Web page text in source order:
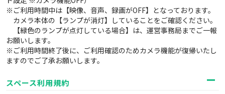
※ご利用時間中は【映像、音声、録画がOFF】となっております。
カメラ本体の【ランプが消灯】していることをご確認ください。
【緑色のランプが点灯している場合】は、運営事務局までご一報
お願いします。
※ご利用時間終了後に、ご利用確認のためカメラ機能が復帰いたし
ますのでご了承お願いします。
スペース利用規約